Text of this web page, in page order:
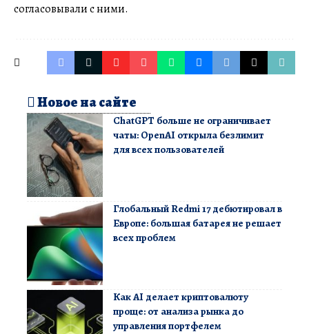
согласовывали с ними.
Новое на сайте
ChatGPT больше не ограничивает
чаты: OpenAI открыла безлимит
для всех пользователей
Глобальный Redmi 17 дебютировал в
Европе: большая батарея не решает
всех проблем
Как AI делает криптовалюту
проще: от анализа рынка до
управления портфелем